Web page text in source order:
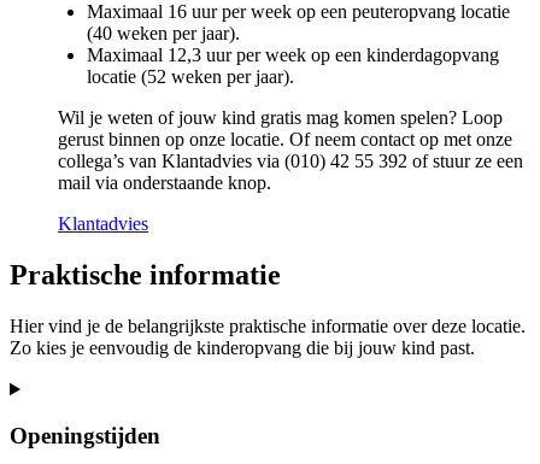
Maximaal 16 uur per week op een peuteropvang locatie
(40 weken per jaar).
Maximaal 12,3 uur per week op een kinderdagopvang
locatie (52 weken per jaar).
Wil je weten of jouw kind gratis mag komen spelen? Loop
gerust binnen op onze locatie. Of neem contact op met onze
collega’s van Klantadvies via (010) 42 55 392 of stuur ze een
mail via onderstaande knop.
Klantadvies
Praktische informatie
Hier vind je de belangrijkste praktische informatie over deze locatie.
Zo kies je eenvoudig de kinderopvang die bij jouw kind past.
Openingstijden